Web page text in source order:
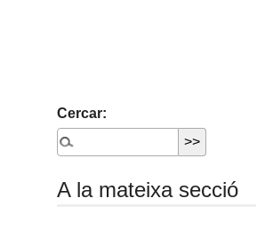
Cercar:
A la mateixa secció